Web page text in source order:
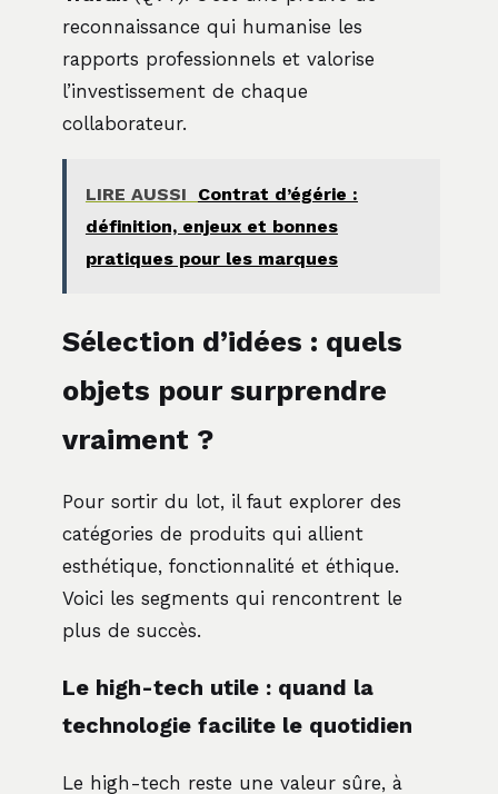
reconnaissance qui humanise les
rapports professionnels et valorise
l’investissement de chaque
collaborateur.
LIRE AUSSI
Contrat d’égérie :
définition, enjeux et bonnes
pratiques pour les marques
Sélection d’idées : quels
objets pour surprendre
vraiment ?
Pour sortir du lot, il faut explorer des
catégories de produits qui allient
esthétique, fonctionnalité et éthique.
Voici les segments qui rencontrent le
plus de succès.
Le high-tech utile : quand la
technologie facilite le quotidien
Le high-tech reste une valeur sûre, à